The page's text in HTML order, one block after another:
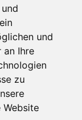
und
an Ihre
zu
Website